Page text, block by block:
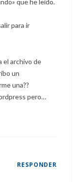
que he leído.
para ir
el archivo de
un
una??
pero…
RESPONDER